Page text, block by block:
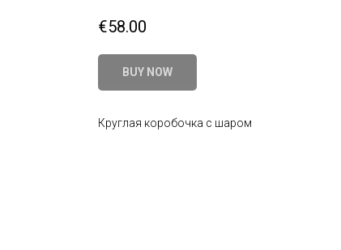
€58.00
BUY NOW
Круглая коробочка с шаром